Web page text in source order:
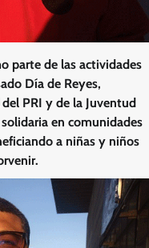
parte de las actividades
Día de Reyes,
PRI y de la Juventud
en comunidades
a niñas y niños